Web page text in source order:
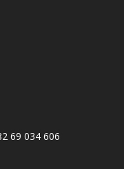
69 034 606